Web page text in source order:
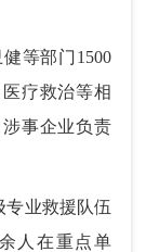
等部门1500
疗救治等相
事企业负责
业救援队伍
人在重点单